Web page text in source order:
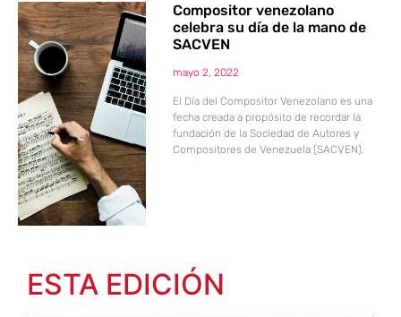
Compositor venezolano
celebra su día de la mano de
SACVEN
mayo 2, 2022
El Día del Compositor Venezolano es una
fecha creada a propósito de recordar la
fundación de la Sociedad de Autores y
Compositores de Venezuela (SACVEN),
ESTA EDICIÓN